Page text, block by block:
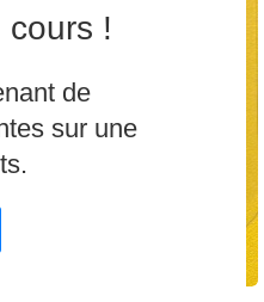
cours !
de
sur une